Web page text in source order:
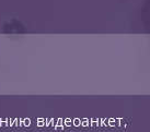
видеоанкет,